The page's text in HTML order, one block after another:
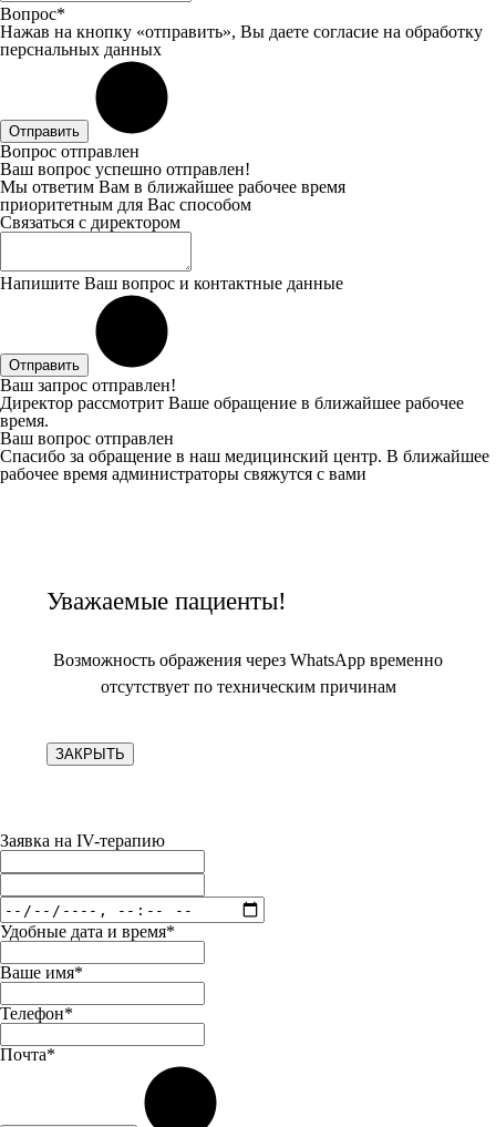
Вопрос*
Нажав на кнопку «отправить», Вы даете согласие на обработку
перснальных данных
Отправить
Вопрос отправлен
Ваш вопрос успешно отправлен!
Мы ответим Вам в ближайшее рабочее время
приоритетным для Вас способом
Связаться с директором
Напишите Ваш вопрос и контактные данные
Отправить
Ваш запрос отправлен!
Директор рассмотрит Ваше обращение в ближайшее рабочее
время.
Ваш вопрос отправлен
Спасибо за обращение в наш медицинский центр. В ближайшее
рабочее время администраторы свяжутся с вами
Уважаемые пациенты!
Возможность ображения через WhatsApp временно
отсутствует по техническим причинам
ЗАКРЫТЬ
Заявка на IV-терапию
Удобные дата и время*
Ваше имя*
Телефон*
Почта*